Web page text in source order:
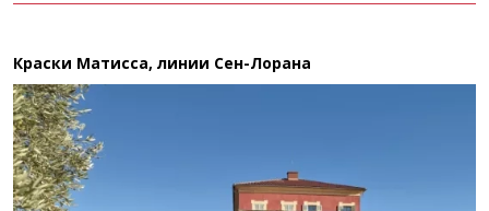
Краски Матисса, линии Сен-Лорана